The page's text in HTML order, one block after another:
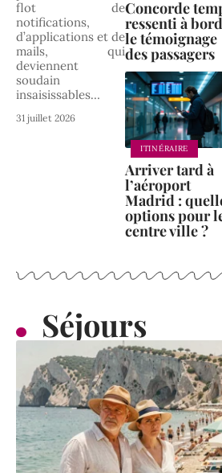
flot de
notifications,
d’applications et de
mails, qui
deviennent
soudain
insaisissables…
31 juillet 2026
Concorde
ressenti à
le témoignage
des passagers
ITINÉRAIRE
Arriver tard à
l’aéroport
Madrid :
options pour
centre ville ?
Séjours